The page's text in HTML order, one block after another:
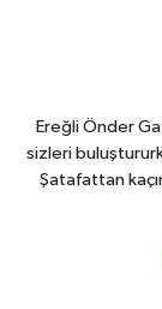
Ereğli Önder
sizleri
Şatafattan